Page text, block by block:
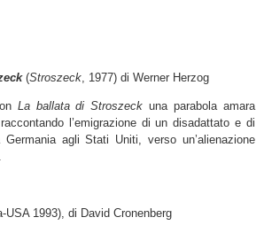
(Stroszeck , 1977) di Werner Herzog
La ballata di Stroszeck una parabola amara
l’emigrazione di un disadattato e di
agli Stati Uniti, verso un’alienazione
USA 1993), di David Cronenberg